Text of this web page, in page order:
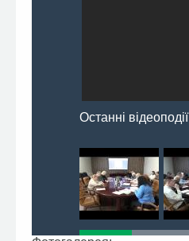
Останні відеоподії